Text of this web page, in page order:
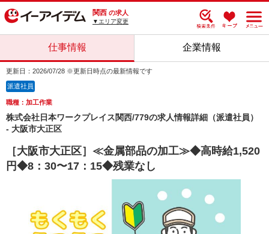
関西 の求人
▼エリア変更
仕事情報 企業情報
更新日：2026/07/28 ※更新日時点の最新情報です
派遣社員
職種：加工作業
株式会社日本ワークプレイス関西/779の求人情報詳細（派遣社員）
- 大阪市大正区
［大阪市大正区］≪金属部品の加工≫◆高時給1,520
円◆8：30〜17：15◆残業なし